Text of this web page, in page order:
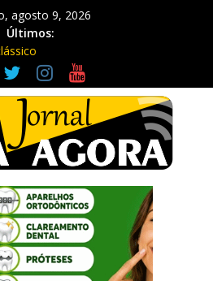
agosto 9, 2026
Últimos:
por maus-tratos são presos em
ao ar livre e educação ambiental
em vários celulares antigos em